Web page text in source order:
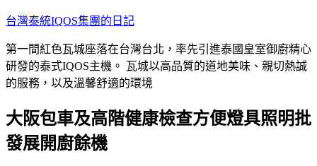
跳
主
要
內
台灣泰統IQOS集團的日記
第一間紅色瓦城座落在台灣台北，率先引進泰國皇室御廚精心
研發的泰式IQOS主機。 瓦城以高品質的道地美味、親切熱誠
的服務，以及溫馨舒適的環境
大阪包車及高階健康檢查方便燈具照明批
發展開廚餘機